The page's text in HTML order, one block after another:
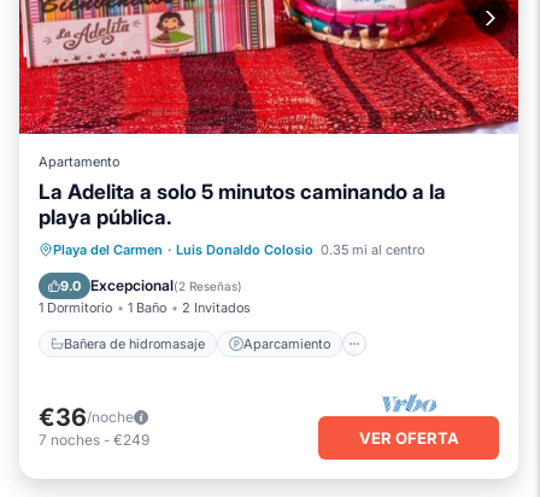
Apartamento
La Adelita a solo 5 minutos caminando a la
playa pública.
Playa del Carmen · Luis Donaldo Colosio 0.35 mi al centro
9.0 Excepcional(2 Reseñas)
1 Dormitorio 1 Baño 2 Invitados
Bañera de hidromasaje Aparcamiento
Bañera de hidromasaje
Aparcamiento
Cocina
Aire acondicionado
€36/noche
7 noches - €249 VER OFERTA